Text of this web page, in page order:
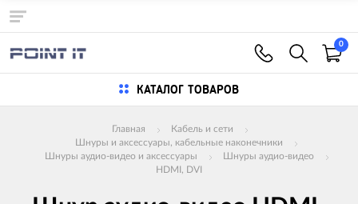
0
КАТАЛОГ ТОВАРОВ
Главная
Кабель и сети
Шнуры и аксессуары, кабельные наконечники
Шнуры аудио-видео и аксессуары
Шнуры аудио-видео
HDMI, DVI